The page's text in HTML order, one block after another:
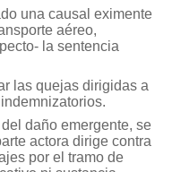
una causal eximente
aéreo,
la sentencia
las quejas dirigidas a
daño emergente, se
actora dirige contra
por el tramo de